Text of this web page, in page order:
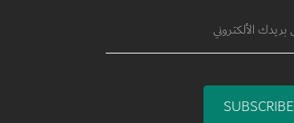
SUBSCRIBE